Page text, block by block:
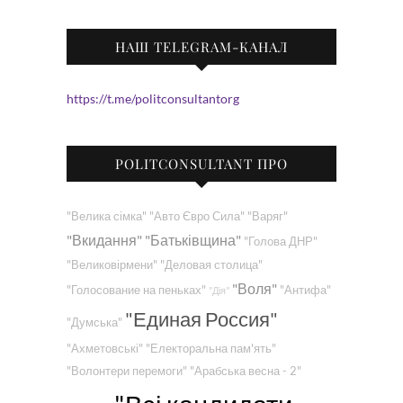
НАШ TELEGRAM-КАНАЛ
https://t.me/politconsultantorg
POLITCONSULTANT ПРО
"Велика сімка" "Авто Євро Сила" "Варяг"
"Вкидання" "Батьківщина" "Голова ДНР"
"Великовірмени" "Деловая столица"
"Голосование на пеньках" "Дія" "Воля" "Антифа"
"Думська" "Единая Россия"
"Ахметовські" "Електоральна пам'ять"
"Волонтери перемоги" "Арабська весна - 2"